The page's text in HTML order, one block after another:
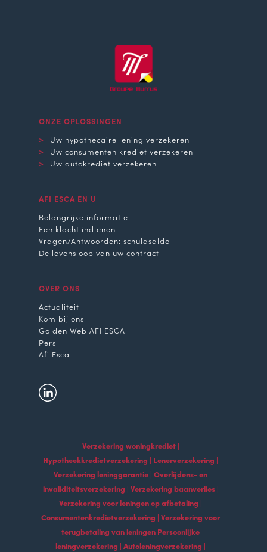
ONZE OPLOSSINGEN
Uw hypothecaire lening verzekeren
Uw consumenten krediet verzekeren
Uw autokrediet verzekeren
AFI ESCA EN U
Belangrijke informatie
Een klacht indienen
Vragen/Antwoorden: schuldsaldo
De levensloop van uw contract
OVER ONS
Actualiteit
Kom bij ons
Golden Web AFI ESCA
Pers
Afi Esca
Verzekering woningkrediet |
Hypotheekkredietverzekering | Lenerverzekering |
Verzekering leninggarantie | Overlijdens- en
invaliditeitsverzekering | Verzekering baanverlies |
Verzekering voor leningen op afbetaling |
Consumentenkredietverzekering | Verzekering voor
terugbetaling van leningen Persoonlijke
leningverzekering | Autoleningverzekering |